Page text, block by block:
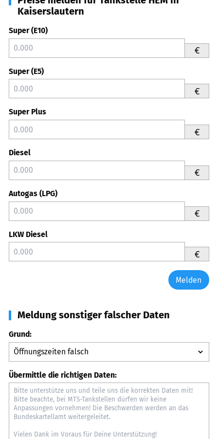
Kaiserslautern
Super (E10)
€
Super (E5)
€
Super Plus
€
Diesel
€
Autogas (LPG)
€
LKW Diesel
€
Melden
Meldung sonstiger falscher Daten
Grund:
Übermittle die richtigen Daten: